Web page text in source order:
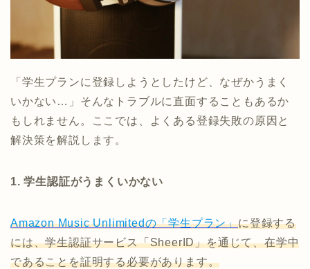
「学生プランに登録しようとしたけど、なぜかうまく
いかない…」そんなトラブルに直面することもあるか
もしれません。ここでは、よくある登録失敗の原因と
解決策を解説します。
1. 学生認証がうまくいかない
Amazon Music Unlimitedの「学生プラン」に登録する
には、学生認証サービス「SheerID」を通じて、在学中
であることを証明する必要があります。